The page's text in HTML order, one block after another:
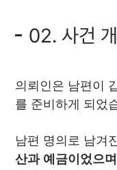
02. 사건
의뢰인은 남편이
를 준비하게 되었
남편 명의로 남겨
산과 예금이었으